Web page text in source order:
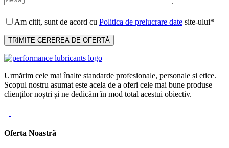
Am citit, sunt de acord cu Politica de prelucrare date site-ului*
Urmărim cele mai înalte standarde profesionale, personale și etice.
Scopul nostru asumat este acela de a oferi cele mai bune produse
clienților noștri și ne dedicăm în mod total acestui obiectiv.
Oferta Noastră